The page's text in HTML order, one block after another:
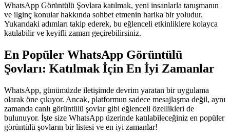
WhatsApp Görüntülü Şovlara katılmak, yeni insanlarla tanışmanın
ve ilginç konular hakkında sohbet etmenin harika bir yoludur.
Yukarıdaki adımları takip ederek, bu eğlenceli etkinliklere kolayca
katılabilir ve keyifli zaman geçirebilirsiniz.
En Popüler WhatsApp Görüntülü
Şovları: Katılmak İçin En İyi Zamanlar
WhatsApp, günümüzde iletişimde devrim yaratan bir uygulama
olarak öne çıkıyor. Ancak, platformun sadece mesajlaşma değil, aynı
zamanda canlı görüntülü şovlar gibi eğlenceli özellikleri de
bulunuyor. İşte size WhatsApp üzerinde katılabileceğiniz en popüler
görüntülü şovların bir listesi ve en iyi zamanlar!